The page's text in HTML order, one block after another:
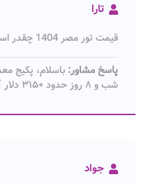
تارا
قیمت تور مصر 1404 چقدر است
پاسخ مشاور:
شب و ۸ روز حدود ۳۱۵۰ دلار آمریکا می باشد.
جواد